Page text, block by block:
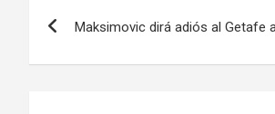
Maksimovic dirá adiós al Getafe